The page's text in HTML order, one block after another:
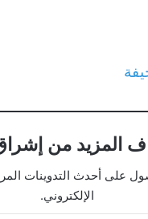
المزيد من
على أحدث التدوينات
الإلكتروني.